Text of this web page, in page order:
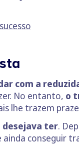
com a
No entanto, o
lhe trazem
desejava ter.
conseguir